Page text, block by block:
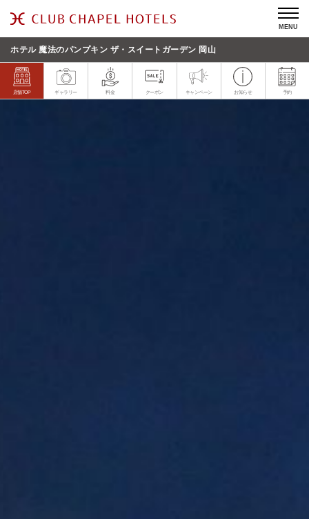
MENU
ホテル 魔法のパンプキン ザ・スイートガーデン 岡山
店舗TOP ギャラリー 料金 クーポン キャンペーン お知らせ 予約